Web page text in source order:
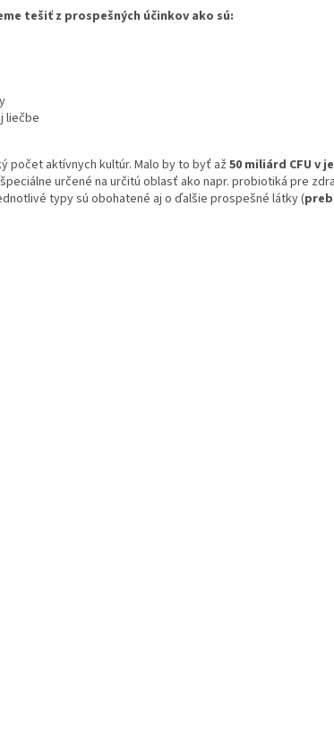
s
tešiť z prospešných účinkov ako sú:
liečbe
počet aktívnych kultúr. Malo by to byť až 50 miliárd CFU v
určené na určitú oblasť ako napr. probiotiká pre
typy sú obohatené aj o ďalšie prospešné látky (